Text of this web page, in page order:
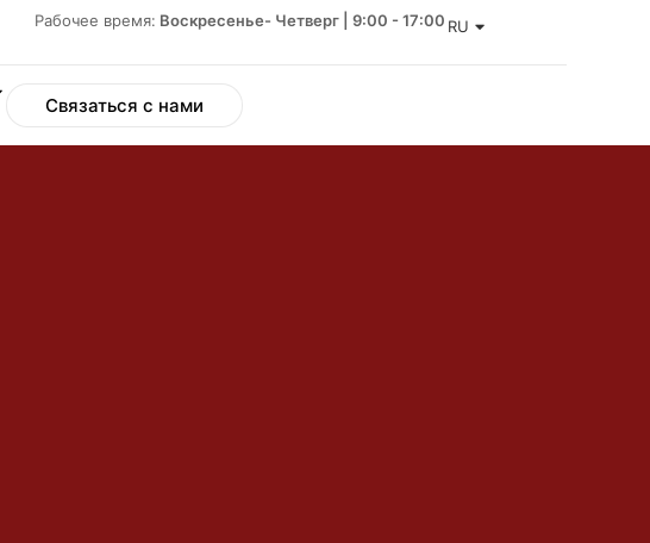
Рабочее время: Воскресенье- Четверг | 9:00 - 17:00 RU
Связаться с нами